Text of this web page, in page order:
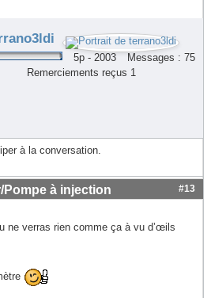
5p - 2003
Messages : 75
Remerciements reçus 1
à la conversation.
à injection #13
ne verras rien comme ça à vu d’œils